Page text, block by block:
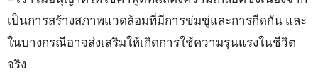
เป็นการสร้างสภาพแวดล้อมที่มีการข่มขู่และการกีดกัน และ
ในบางกรณีอาจส่งเสริมให้เกิดการใช้ความรุนแรงในชีวิต
จริง